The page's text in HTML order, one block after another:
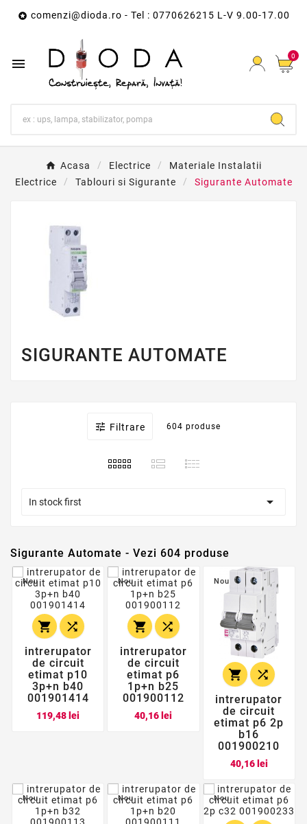
 comenzi@dioda.ro - Tel : 0770626215 L-V 9.00-17.00
 0
Acasa Electrice
Materiale Instalatii
Electrice
Tablouri si Sigurante Sigurante Automate
SIGURANTE AUTOMATE
 Filtrare 604 produse
In stock first 
Sigurante Automate - Vezi 604 produse
Nou
 
intrerupator
de circuit
etimat p10
3p+n b40
001901414
119,48 lei
Nou
 
intrerupator
de circuit
etimat p6
1p+n b25
001900112
40,16 lei
Nou
 
intrerupator
de circuit
etimat p6 2p
b16
001900210
40,16 leiPret
Nou Nou Nou